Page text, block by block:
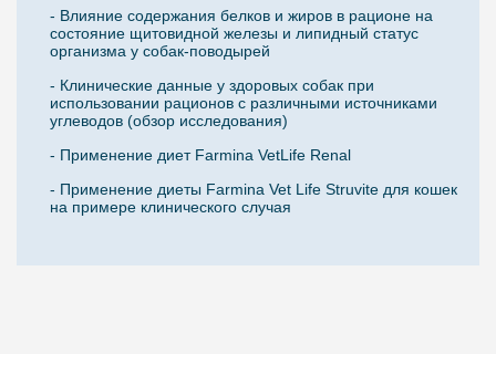
- Влияние содержания белков и жиров в рационе на
состояние щитовидной железы и липидный статус
организма у собак-поводырей
- Клинические данные у здоровых собак при
использовании рационов с различными источниками
углеводов (обзор исследования)
- Применение диет Farmina VetLife Renal
- Применение диеты Farmina Vet Life Struvite для кошек
на примере клинического случая